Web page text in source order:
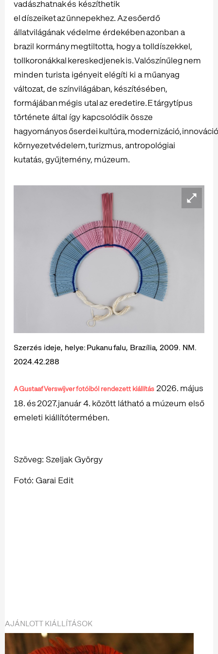
vadászhatnak és készíthetik
el díszeiket az ünnepekhez. Az esőerdő
állatvilágának védelme érdekében azonban a
brazil kormány megtiltotta, hogy a tolldíszekkel,
tollkoronákkal kereskedjenek is. Valószínűleg nem
minden turista igényeit elégíti ki a műanyag
változat, de színvilágában, készítésében,
formájában mégis utal az eredetire. E tárgytípus
története által így kapcsolódik össze
hagyományos őserdei kultúra, modernizáció,
környezetvédelem, turizmus, antropológiai
kutatás, gyűjtemény, múzeum.
Szerzés ideje, helye: Pukanu falu, Brazília, 2009. NM.
2024.42.288
A Gustaaf Verswijver fotóiból rendezett kiállítás 2026. május
18. és 2027. január 4. között látható a múzeum első
emeleti kiállítótermében.
Szöveg: Szeljak György
Fotó: Garai Edit
AJÁNLOTT KIÁLLÍTÁSOK